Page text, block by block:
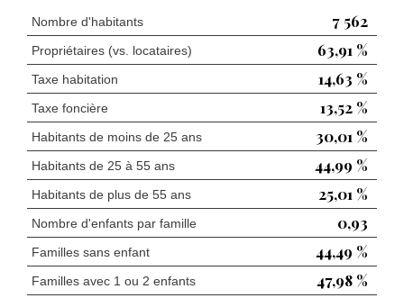
Nombre d'habitants 7 562
Propriétaires (vs. locataires) 63,91 %
Taxe habitation 14,63 %
Taxe foncière 13,52 %
Habitants de moins de 25 ans 30,01 %
Habitants de 25 à 55 ans 44,99 %
Habitants de plus de 55 ans 25,01 %
Nombre d'enfants par famille 0,93
Familles sans enfant 44,49 %
Familles avec 1 ou 2 enfants 47,98 %